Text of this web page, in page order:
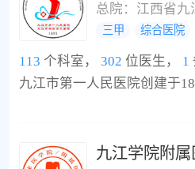
三甲 综合医院
113 个科室， 302 位医生， 1
九江学院附属